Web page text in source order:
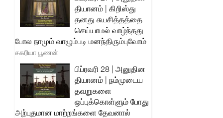
தியானம் | கிறிஸ்து
தனது சுயசித்தத்தை
செய்யாமல் வாழ்ந்தது
போல நாமும் வாழும்படி மனந்திரும்புவோம்
சகரியா பூணன்
பிப்ரவரி 28 | அனுதின
தியானம் | நம்முடைய
தவறுகளை
ஒப்புக்கொள்ளும் போது
அற்புதமான மாற்றங்களை தேவனால்